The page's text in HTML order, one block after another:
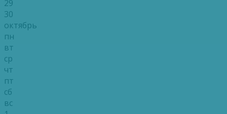
29
30
октябрь
пн
вт
ср
чт
пт
сб
вс